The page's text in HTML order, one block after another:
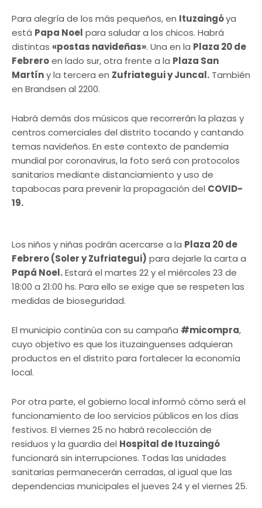
Para alegría de los más pequeños, en Ituzaingóya
está Papa Noel para saludar a los chicos. Habrá
distintas «postas navideñas». Una en la Plaza 20 de
Febreroen lado sur, otra frente a la Plaza San
Martíny la tercera en Zufriategui y Juncal. También
en Brandsen al 2200.
Habrá demás dos músicos que recorrerán la plazas y
centros comerciales del distrito tocando y cantando
temas navideños. En este contexto de pandemia
mundial por coronavirus, la foto será con protocolos
sanitarios mediante distanciamiento y uso de
tapabocas para prevenir la propagación del COVID-
19.
Los niños y niñas podrán acercarse a la Plaza 20 de
Febrero (Soler y Zufriategui) para dejarle la carta a
Papá Noel.Estará el martes 22 y el miércoles 23 de
18:00 a 21:00 hs. Para ello se exige que se respeten las
medidas de bioseguridad.
El municipio continúa con su campaña #micompra,
cuyo objetivo es que los ituzainguenses adquieran
productos en el distrito para fortalecer la economía
local.
Por otra parte, el gobierno local informó cómo será el
funcionamiento de loo servicios públicos en los días
festivos. El viernes 25 no habrá recolección de
residuos y la guardia del Hospital de Ituzaingó
funcionará sin interrupciones. Todas las unidades
sanitarias permanecerán cerradas, al igual que las
dependencias municipales el jueves 24 y el viernes 25.